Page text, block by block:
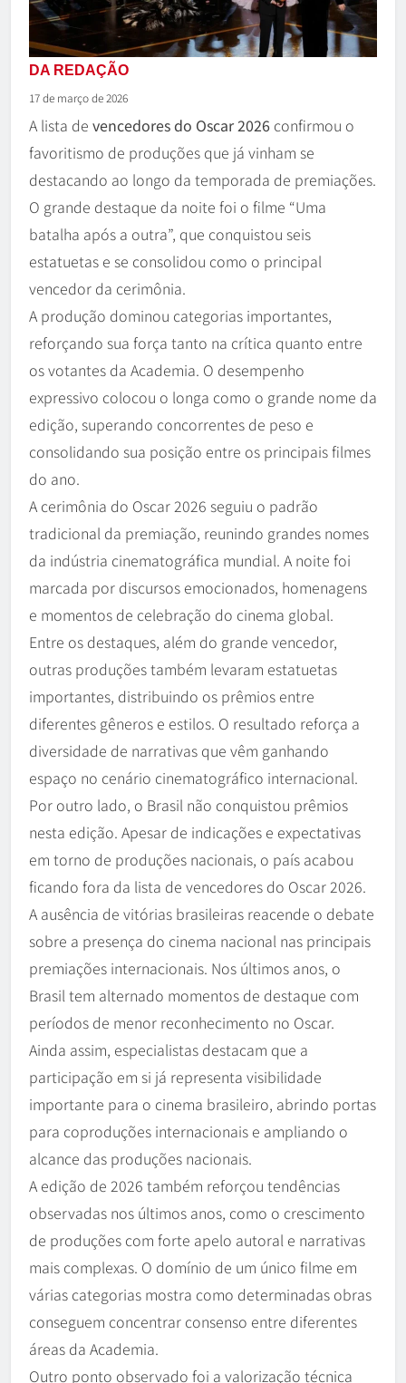
DA REDAÇÃO
17 de março de 2026
A lista de vencedores do Oscar 2026 confirmou o
favoritismo de produções que já vinham se
destacando ao longo da temporada de premiações.
O grande destaque da noite foi o filme “Uma
batalha após a outra”, que conquistou seis
estatuetas e se consolidou como o principal
vencedor da cerimônia.
A produção dominou categorias importantes,
reforçando sua força tanto na crítica quanto entre
os votantes da Academia. O desempenho
expressivo colocou o longa como o grande nome da
edição, superando concorrentes de peso e
consolidando sua posição entre os principais filmes
do ano.
A cerimônia do Oscar 2026 seguiu o padrão
tradicional da premiação, reunindo grandes nomes
da indústria cinematográfica mundial. A noite foi
marcada por discursos emocionados, homenagens
e momentos de celebração do cinema global.
Entre os destaques, além do grande vencedor,
outras produções também levaram estatuetas
importantes, distribuindo os prêmios entre
diferentes gêneros e estilos. O resultado reforça a
diversidade de narrativas que vêm ganhando
espaço no cenário cinematográfico internacional.
Por outro lado, o Brasil não conquistou prêmios
nesta edição. Apesar de indicações e expectativas
em torno de produções nacionais, o país acabou
ficando fora da lista de vencedores do Oscar 2026.
A ausência de vitórias brasileiras reacende o debate
sobre a presença do cinema nacional nas principais
premiações internacionais. Nos últimos anos, o
Brasil tem alternado momentos de destaque com
períodos de menor reconhecimento no Oscar.
Ainda assim, especialistas destacam que a
participação em si já representa visibilidade
importante para o cinema brasileiro, abrindo portas
para coproduções internacionais e ampliando o
alcance das produções nacionais.
A edição de 2026 também reforçou tendências
observadas nos últimos anos, como o crescimento
de produções com forte apelo autoral e narrativas
mais complexas. O domínio de um único filme em
várias categorias mostra como determinadas obras
conseguem concentrar consenso entre diferentes
áreas da Academia.
Outro ponto observado foi a valorização técnica